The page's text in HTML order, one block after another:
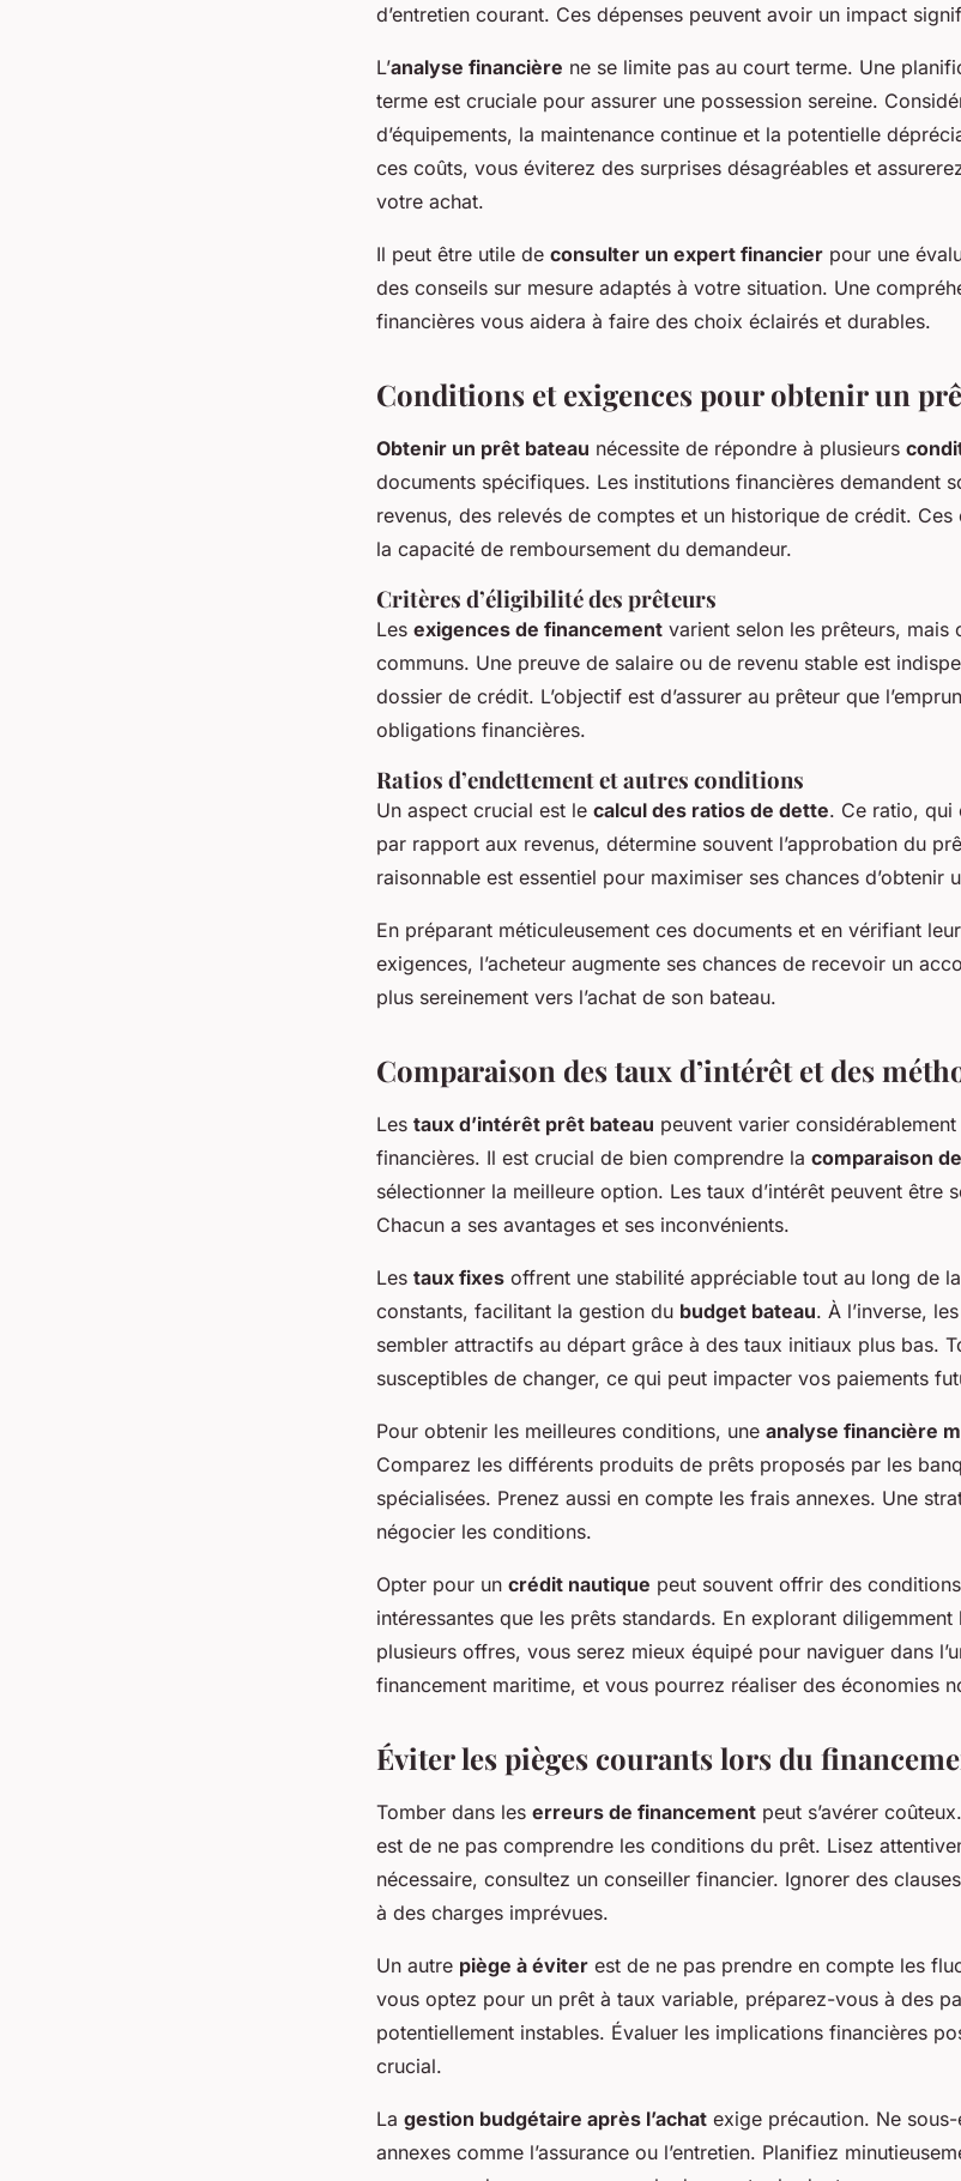
d’entretien courant. Ces dépenses peuvent avoir un impact
L’analyse financière ne se limite pas au court terme. Une
terme est cruciale pour assurer une possession sereine.
d’équipements, la maintenance continue et la potentielle
ces coûts, vous éviterez des surprises désagréables et
votre achat.
Il peut être utile de consulter un expert financier pour une
des conseils sur mesure adaptés à votre situation. Une
financières vous aidera à faire des choix éclairés et durables.
Conditions et exigences pour obtenir un
Obtenir un prêt bateau nécessite de répondre à plusieurs
documents spécifiques. Les institutions financières demandent
revenus, des relevés de comptes et un historique de crédit. Ces
la capacité de remboursement du demandeur.
Critères d’éligibilité des prêteurs
Les exigences de financement varient selon les prêteurs, mais
communs. Une preuve de salaire ou de revenu stable est
dossier de crédit. L’objectif est d’assurer au prêteur que
obligations financières.
Ratios d’endettement et autres conditions
Un aspect crucial est le calcul des ratios de dette. Ce ratio, qui
par rapport aux revenus, détermine souvent l’approbation du
raisonnable est essentiel pour maximiser ses chances d’obtenir
En préparant méticuleusement ces documents et en vérifiant
exigences, l’acheteur augmente ses chances de recevoir un
plus sereinement vers l’achat de son bateau.
Comparaison des taux d’intérêt et des
Les taux d’intérêt prêt bateau peuvent varier
financières. Il est crucial de bien comprendre la comparaison
sélectionner la meilleure option. Les taux d’intérêt peuvent être
Chacun a ses avantages et ses inconvénients.
Les taux fixes offrent une stabilité appréciable tout au long de
constants, facilitant la gestion du budget bateau. À l’inverse, les
sembler attractifs au départ grâce à des taux initiaux plus bas.
susceptibles de changer, ce qui peut impacter vos paiements
Pour obtenir les meilleures conditions, une analyse financière
Comparez les différents produits de prêts proposés par les
spécialisées. Prenez aussi en compte les frais annexes. Une
négocier les conditions.
Opter pour un crédit nautique peut souvent offrir des
intéressantes que les prêts standards. En explorant
plusieurs offres, vous serez mieux équipé pour naviguer dans
financement maritime, et vous pourrez réaliser des économies
Éviter les pièges courants lors du
Tomber dans les erreurs de financement peut s’avérer
est de ne pas comprendre les conditions du prêt. Lisez
nécessaire, consultez un conseiller financier. Ignorer des
à des charges imprévues.
Un autre piège à éviter est de ne pas prendre en compte les
vous optez pour un prêt à taux variable, préparez-vous à des
potentiellement instables. Évaluer les implications financières
crucial.
La gestion budgétaire après l’achat exige précaution. Ne
annexes comme l’assurance ou l’entretien. Planifiez